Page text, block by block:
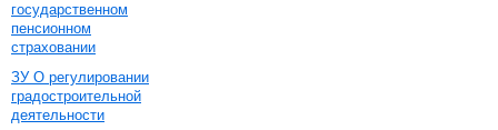
государственном
пенсионном
страховании
ЗУ О регулировании
градостроительной
деятельности